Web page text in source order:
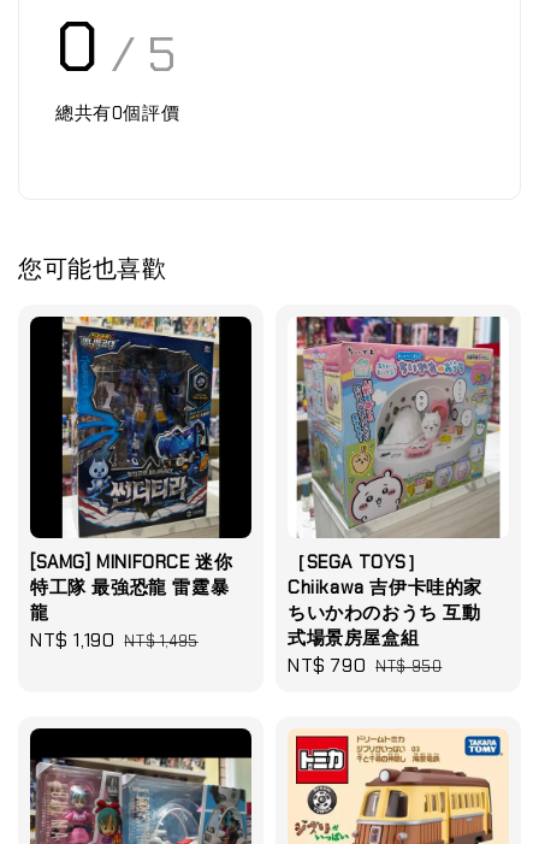
0 / 5
總共有0個評價
您可能也喜歡
[SAMG] MINIFORCE 迷你
特工隊 最強恐龍 雷霆暴
龍
Sale
NT$ 1,190 Regular
NT$ 1,495
［SEGA TOYS］
Chiikawa 吉伊卡哇的家
ちいかわのおうち 互動
式場景房屋盒組
Sale
NT$ 790 Regular
NT$ 950